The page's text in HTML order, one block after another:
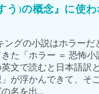
う)の概念』に使
ングの小説はホラー
た「ホラー ＝ 恐怖
文で読むと日本語訳
が浮かんできて、そ
名を出...